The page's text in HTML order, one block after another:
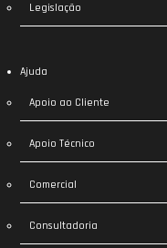
Legislação
Ajuda
Apoio ao Cliente
Apoio Técnico
Comercial
Consultadoria